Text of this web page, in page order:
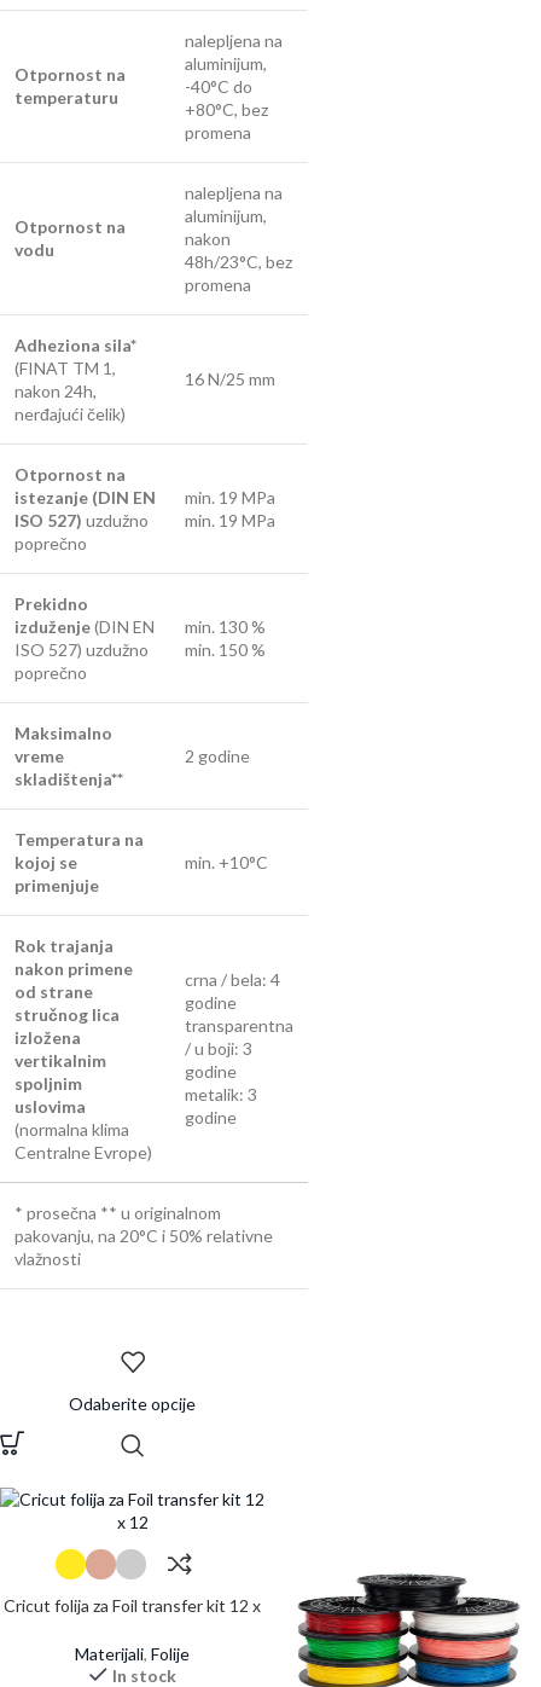
Otpornost na
temperaturu
nalepljena na
aluminijum,
-40°C do
+80°C, bez
promena
Otpornost na
vodu
nalepljena na
aluminijum,
nakon
48h/23°C, bez
promena
Adheziona sila*
(FINAT TM 1,
nakon 24h,
nerđajući čelik)
16 N/25 mm
Otpornost na
istezanje (DIN EN
ISO 527) uzdužno
poprečno
min. 19 MPa
min. 19 MPa
Prekidno
izduženje(DIN EN
ISO 527) uzdužno
poprečno
min. 130 %
min. 150 %
Maksimalno
vreme
skladištenja**
2 godine
Temperatura na
kojoj se
primenjuje
min. +10°C
Rok trajanja
nakon primene
od strane
stručnog lica
izložena
vertikalnim
spoljnim
uslovima
(normalna klima
Centralne Evrope)
crna / bela: 4
godine
transparentna
/ u boji: 3
godine
metalik: 3
godine
* prosečna ** u originalnom
pakovanju, na 20°C i 50% relativne
vlažnosti
Odaberite opcije
Cricut folija za Foil transfer kit 12 x
Materijali, Folije
In stock